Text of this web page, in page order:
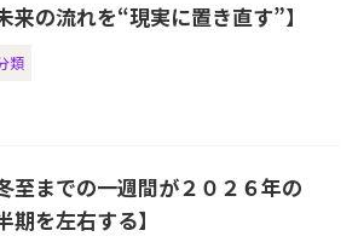
未来の流れを“現実に置き直す”】
類
冬至までの一週間が２０２６年の
期を左右する】